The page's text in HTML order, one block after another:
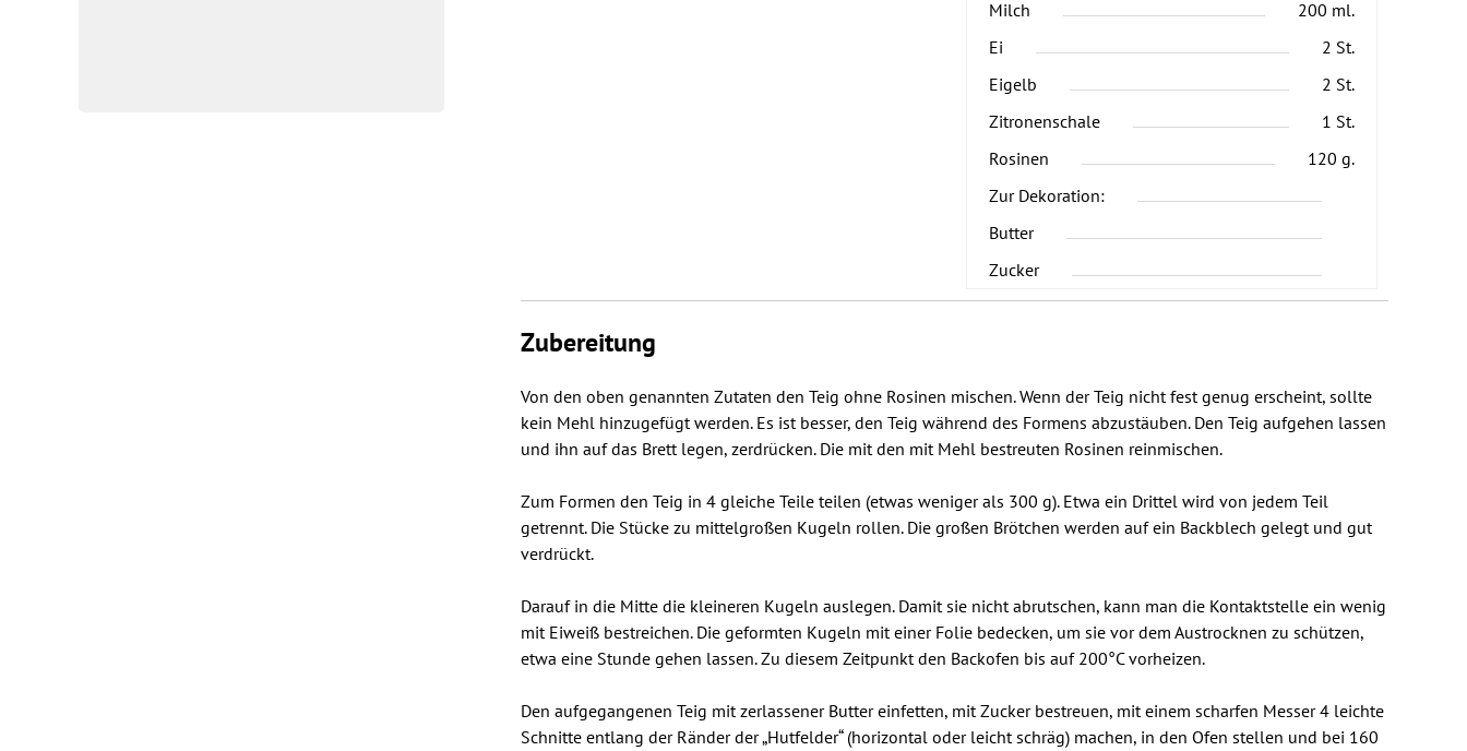
Milch
200 ml.
Ei
2 St.
Eigelb
2 St.
Zitronenschale
1 St.
Rosinen
120 g.
Zur Dekoration:
Butter
Zucker
Zubereitung
Von den oben genannten Zutaten den Teig ohne Rosinen mischen. Wenn der Teig nicht fest genug erscheint, sollte
kein Mehl hinzugefügt werden. Es ist besser, den Teig während des Formens abzustäuben. Den Teig aufgehen lassen
und ihn auf das Brett legen, zerdrücken. Die mit den mit Mehl bestreuten Rosinen reinmischen.
Zum Formen den Teig in 4 gleiche Teile teilen (etwas weniger als 300 g). Etwa ein Drittel wird von jedem Teil
getrennt. Die Stücke zu mittelgroßen Kugeln rollen. Die großen Brötchen werden auf ein Backblech gelegt und gut
verdrückt.
Darauf in die Mitte die kleineren Kugeln auslegen. Damit sie nicht abrutschen, kann man die Kontaktstelle ein wenig
mit Eiweiß bestreichen. Die geformten Kugeln mit einer Folie bedecken, um sie vor dem Austrocknen zu schützen,
etwa eine Stunde gehen lassen. Zu diesem Zeitpunkt den Backofen bis auf 200°C vorheizen.
Den aufgegangenen Teig mit zerlassener Butter einfetten, mit Zucker bestreuen, mit einem scharfen Messer 4 leichte
Schnitte entlang der Ränder der „Hutfelder“ (horizontal oder leicht schräg) machen, in den Ofen stellen und bei 160